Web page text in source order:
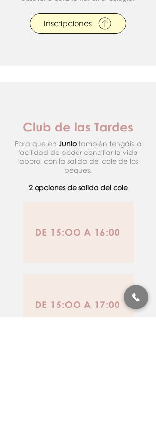
Inscripciones
Club de las Tardes
Para que en Juniotambién tengáis la
facilidad de poder conciliar la vida
laboral con la salida del cole de los
peques.
2 opciones de salida del cole
DE 15:OO A 16:00
DE 15:OO A 17:00